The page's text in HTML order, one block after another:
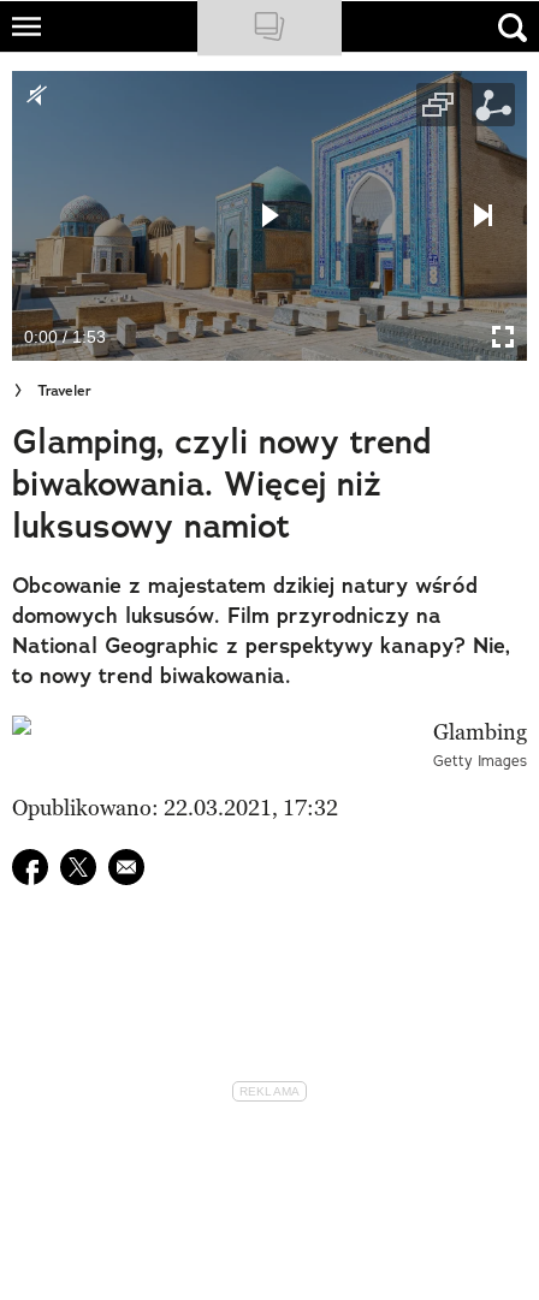
Skip
main
NATIONAL GEOGRAPHIC
Sklep
Newsletter
Cuda Polski
Wielki Konkurs Fotograficzny
Trendbook Podróżniczy
Polecane
0:00 / 1:53
Traveler
Glamping, czyli nowy trend
biwakowania. Więcej niż
luksusowy namiot
Obcowanie z majestatem dzikiej natury wśród
domowych luksusów. Film przyrodniczy na
National Geographic z perspektywy kanapy? Nie,
to nowy trend biwakowania.
Getty Images
Opublikowano: 22.03.2021, 17:32
Udostępnij na facebook
Udostępnij na twitter
E-mail do przyjaciela